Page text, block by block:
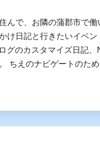
んで、お隣の蒲郡市で働
け日記と行きたいイベン
グのカスタマイズ日記、
ちえのナビゲートのた